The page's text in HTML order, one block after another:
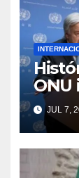
ONU
para
JUL 7,